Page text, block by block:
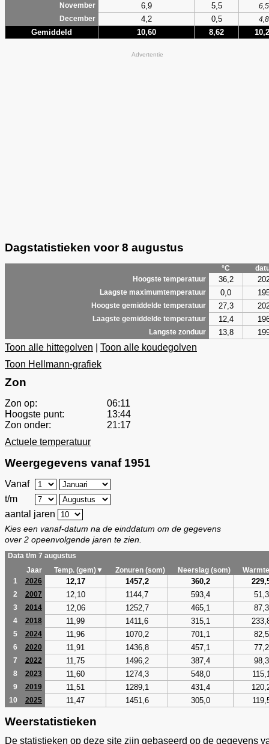
November
6,9 5,5
6,5
December
4,2 0,5 4,8
Gemiddeld 10,60 8,62
Advertentie
Dagstatistieken voor 8 augustus
°C
Hoogste temperatuur
36,2
Laagste maximumtemperatuur 0,0
Hoogste gemiddelde temperatuur 27,3
Laagste gemiddelde temperatuur 12,4
Langste zonduur 13,8
Toon alle hittegolven
Toon alle koudegolven
Toon Hellmann-grafiek
Zon
Zon op:
06:11
Hoogste punt:
13:44
Zon onder:
21:17
Actuele temperatuur
Weergegevens vanaf 1951
Vanaf
t/m
aantal jaren
Kies een vanaf-datum na de einddatum om de gegevens
over 2 opeenvolgende jaren te zien.
Data t/m 7 augustus
Jaar
Temp. (gem)▼ Zonuren (som) Neerslag (som)
1
2026 12,17 1457,2 360,2
2 2007 12,10 1144,7 593,4 51,3
3 2014 12,06 1252,7 465,1 87,3
4 2018 11,99 1411,6 315,1
5 2024 11,96 1070,2 701,1 82,5
6 2020 11,91 1436,8 457,1 77,2
7 2022 11,75 1496,2 387,4 98,3
8 2023 11,60 1274,3 548,0
9 2019 11,51 1289,1 431,4
10 2025 11,47 1451,6 305,0
Weerstatistieken
De statistieken op deze site zijn gebaseerd op de gegevens